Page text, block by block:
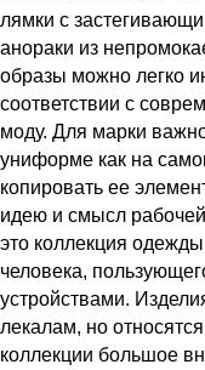
лямки с
анораки из
образы можно легко
соответствии с
моду. Для марки
униформе как на
копировать ее
идею и смысл
это коллекция
человека,
устройствами.
лекалам, но
коллекции большое